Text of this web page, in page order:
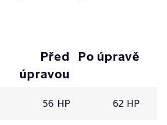
Před
úpravou
Po úpravě
56 HP 62 HP